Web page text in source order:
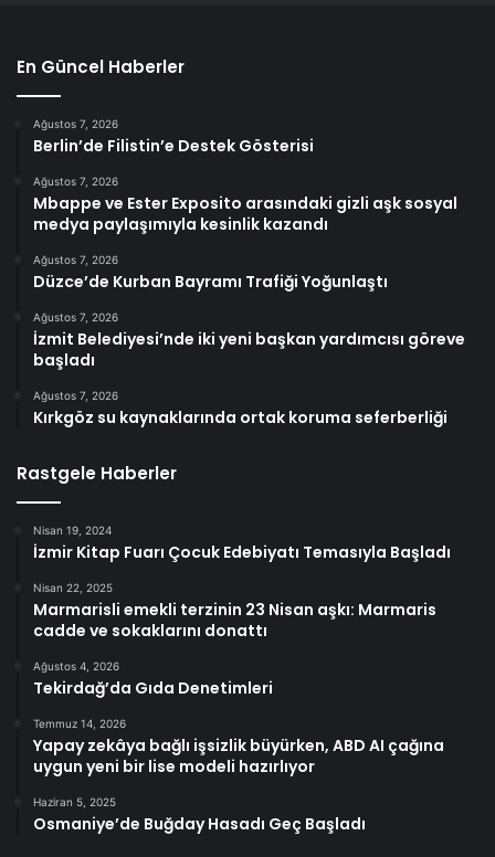
En Güncel Haberler
Ağustos 7, 2026
Berlin’de Filistin’e Destek Gösterisi
Ağustos 7, 2026
Mbappe ve Ester Exposito arasındaki gizli aşk sosyal
medya paylaşımıyla kesinlik kazandı
Ağustos 7, 2026
Düzce’de Kurban Bayramı Trafiği Yoğunlaştı
Ağustos 7, 2026
İzmit Belediyesi’nde iki yeni başkan yardımcısı göreve
başladı
Ağustos 7, 2026
Kırkgöz su kaynaklarında ortak koruma seferberliği
Rastgele Haberler
Nisan 19, 2024
İzmir Kitap Fuarı Çocuk Edebiyatı Temasıyla Başladı
Nisan 22, 2025
Marmarisli emekli terzinin 23 Nisan aşkı: Marmaris
cadde ve sokaklarını donattı
Ağustos 4, 2026
Tekirdağ’da Gıda Denetimleri
Temmuz 14, 2026
Yapay zekâya bağlı işsizlik büyürken, ABD AI çağına
uygun yeni bir lise modeli hazırlıyor
Haziran 5, 2025
Osmaniye’de Buğday Hasadı Geç Başladı